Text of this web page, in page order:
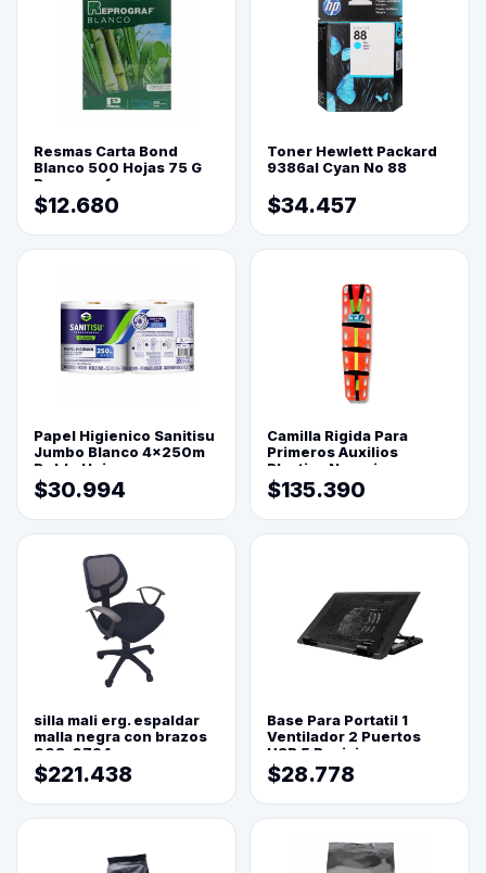
Resmas Carta Bond
Blanco 500 Hojas 75 G
Reprograf.
$12.680
Toner Hewlett Packard
9386al Cyan No 88
$34.457
Papel Higienico Sanitisu
Jumbo Blanco 4x250m
Doble Hoja
$30.994
Camilla Rigida Para
Primeros Auxilios
Plastica Naranja
$135.390
silla mali erg. espaldar
malla negra con brazos
003-0794
$221.438
Base Para Portatil 1
Ventilador 2 Puertos
USB 5 Posiciones
$28.778